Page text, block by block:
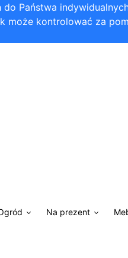
Państwa
kontrolować za
Na prezent